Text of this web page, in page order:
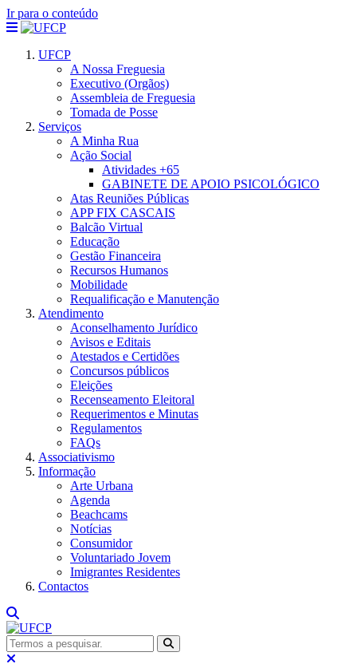
Ir para o conteúdo
UFCP
A Nossa Freguesia
Executivo (Orgãos)
Assembleia de Freguesia
Tomada de Posse
Serviços
A Minha Rua
Ação Social
Atividades +65
GABINETE DE APOIO PSICOLÓGICO
Atas Reuniões Públicas
APP FIX CASCAIS
Balcão Virtual
Educação
Gestão Financeira
Recursos Humanos
Mobilidade
Requalificação e Manutenção
Atendimento
Aconselhamento Jurídico
Avisos e Editais
Atestados e Certidões
Concursos públicos
Eleições
Recenseamento Eleitoral
Requerimentos e Minutas
Regulamentos
FAQs
Associativismo
Informação
Arte Urbana
Agenda
Beachcams
Notícias
Consumidor
Voluntariado Jovem
Imigrantes Residentes
Contactos